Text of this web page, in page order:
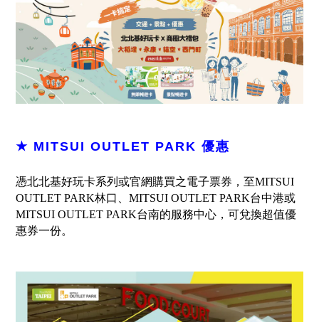
★ MITSUI OUTLET PARK 優惠
憑北北基好玩卡系列或官網購買之電子票券，至MITSUI
OUTLET PARK林口、MITSUI OUTLET PARK台中港或
MITSUI OUTLET PARK台南的服務中心，可兌換超值優
惠券一份。